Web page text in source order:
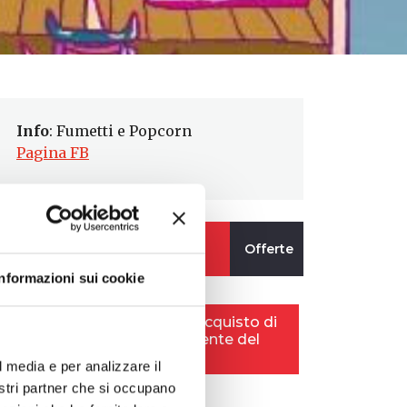
sui cookie
e per analizzare il
partner che si occupano
Info: Fumetti e Popcorn
Pagina FB